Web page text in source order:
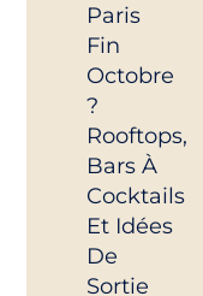
Paris
Fin
Octobre
?
Rooftops,
Bars À
Cocktails
Et Idées
De
Sortie